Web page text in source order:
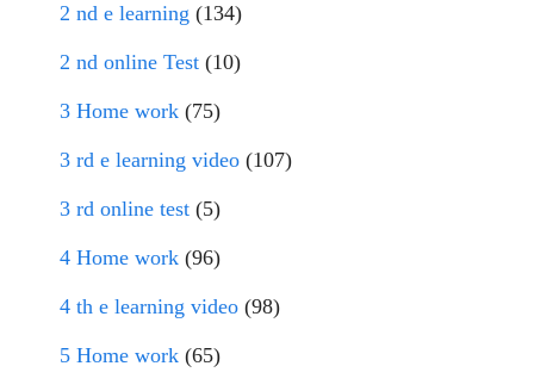
2 nd e learning (134)
2 nd online Test (10)
3 Home work (75)
3 rd e learning video (107)
3 rd online test (5)
4 Home work (96)
4 th e learning video (98)
5 Home work (65)